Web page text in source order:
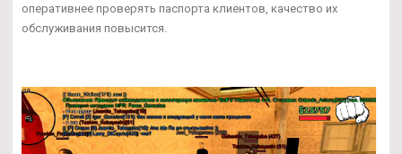
оперативнее проверять паспорта клиентов, качество их
обслуживания повысится.